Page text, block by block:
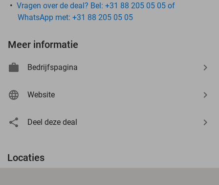
Vragen over de deal? Bel: +31 88 205 05 05 of
WhatsApp met: +31 88 205 05 05
Meer informatie
Bedrijfspagina
Website
Deel deze deal
Locaties